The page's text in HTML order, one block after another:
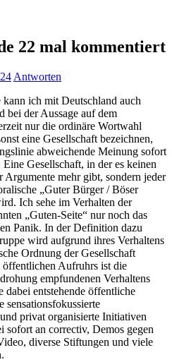
22 mal kommentiert
Antworten
ich mit Deutschland auch
bei der Aussage auf dem
nur die ordinäre Wortwahl
eine Gesellschaft bezeichnen,
abweichende Meinung sofort
Gesellschaft, in der es keinen
Argumente mehr gibt, sondern jeder
„Guter Bürger / Böser
Ich sehe im Verhalten der
„Guten-Seite“ nur noch das
Panik. In der Definition dazu
wird aufgrund ihres Verhaltens
Ordnung der Gesellschaft
öffentlichen Aufruhrs ist die
empfundenen Verhaltens
entstehende öffentliche
privat organisierte Initiativen
sofort an correctiv, Demos gegen
diverse Stiftungen und viele